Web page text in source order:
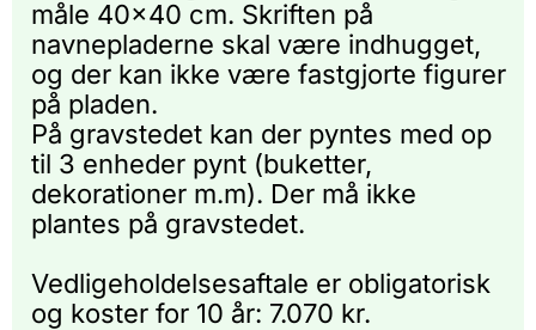
måle 40x40 cm. Skriften på
navnepladerne skal være indhugget,
og der kan ikke være fastgjorte figurer
på pladen.
På gravstedet kan der pyntes med op
til 3 enheder pynt (buketter,
dekorationer m.m). Der må ikke
plantes på gravstedet.
Vedligeholdelsesaftale er obligatorisk
og koster for 10 år: 7.070 kr.